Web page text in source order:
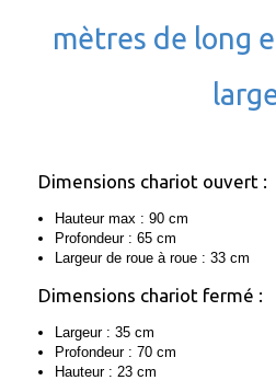
mètres de long
Dimensions chariot ouvert :
Hauteur max : 90 cm
Profondeur : 65 cm
Largeur de roue à roue : 33 cm
Dimensions chariot fermé :
Largeur : 35 cm
Profondeur : 70 cm
Hauteur : 23 cm